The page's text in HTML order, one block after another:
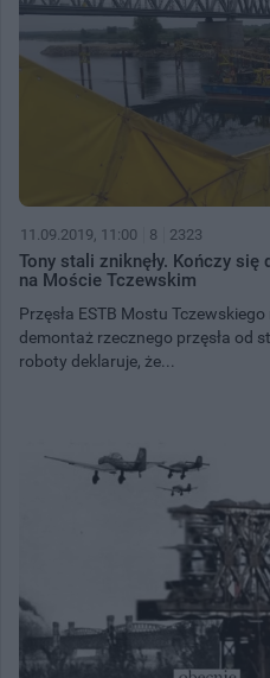
11.09.2019, 11:00 8 2323
Tony stali zniknęły. Kończy się
na Moście Tczewskim
Przęsła ESTB Mostu
demontaż rzecznego przęsła od
roboty deklaruje, że...